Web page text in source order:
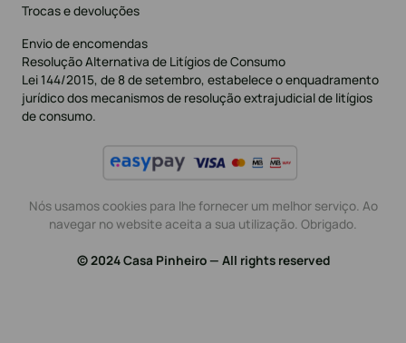
Trocas e devoluções
Envio de encomendas
Resolução Alternativa de Litígios de Consumo
Lei 144/2015, de 8 de setembro, estabelece o enquadramento
jurídico dos mecanismos de resolução extrajudicial de litígios
de consumo.
Nós usamos cookies para lhe fornecer um melhor serviço. Ao
navegar no website aceita a sua utilização. Obrigado.
© 2024 Casa Pinheiro — All rights reserved